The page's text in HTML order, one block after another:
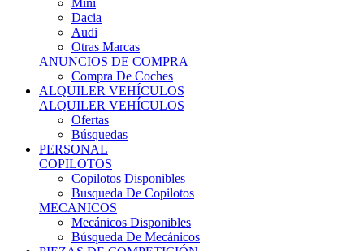
Audi
Otras Marcas
ANUNCIOS DE COMPRA
Compra De Coches
ALQUILER VEHÍCULOS
ALQUILER VEHÍCULOS
Ofertas
Búsquedas
PERSONAL
COPILOTOS
Copilotos Disponibles
Busqueda De Copilotos
MECANICOS
Mecánicos Disponibles
Búsqueda De Mecánicos
PIEZAS DE COMPETICIÓN
MECÁNICA